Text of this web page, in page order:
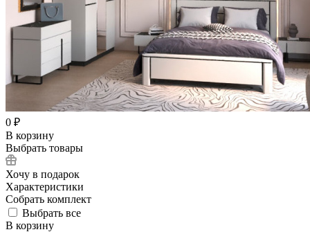
0 ₽
В корзину
Выбрать товары
Хочу в подарок
Характеристики
Собрать комплект
Выбрать все
В корзину